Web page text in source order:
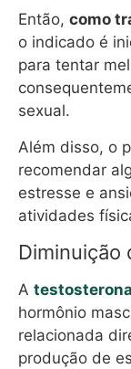
Então, como
o indicado é
para tentar
sexual.
Além disso, o
recomendar
estresse e
atividades
A testosterona
hormônio
relacionada
produção de